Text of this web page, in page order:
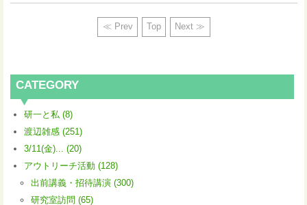
≪ Prev Top Next ≫
CATEGORY
研一と私 (8)
渡辺雑感 (251)
3/11(金)... (20)
アウトリーチ活動 (128)
出前講義・招待講演 (300)
研究室訪問 (65)